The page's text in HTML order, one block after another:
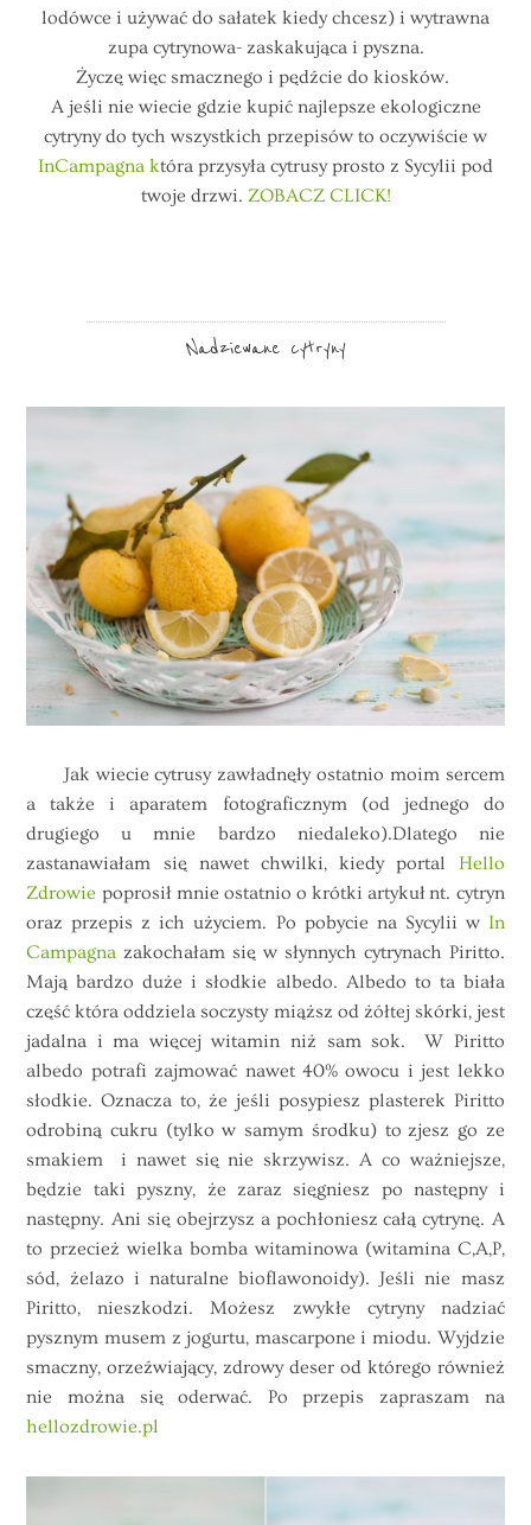
lodówce i używać do sałatek kiedy chcesz) i wytrawna
zupa cytrynowa- zaskakująca i pyszna.
Życzę więc smacznego i pędźcie do kiosków.
A jeśli nie wiecie gdzie kupić najlepsze ekologiczne
cytryny do tych wszystkich przepisów to oczywiście w
InCampagna która przysyła cytrusy prosto z Sycylii pod
twoje drzwi. ZOBACZ CLICK!
Nadziewane cytryny
Jak wiecie cytrusy zawładnęły ostatnio moim sercem
a także i aparatem fotograficznym (od jednego do
drugiego u mnie bardzo niedaleko).Dlatego nie
zastanawiałam się nawet chwilki, kiedy portal Hello
Zdrowie poprosił mnie ostatnio o krótki artykuł nt. cytryn
oraz przepis z ich użyciem. Po pobycie na Sycylii w In
Campagna zakochałam się w słynnych cytrynach Piritto.
Mają bardzo duże i słodkie albedo. Albedo to ta biała
część która oddziela soczysty miąższ od żółtej skórki, jest
jadalna i ma więcej witamin niż sam sok. W Piritto
albedo potrafi zajmować nawet 40% owocu i jest lekko
słodkie. Oznacza to, że jeśli posypiesz plasterek Piritto
odrobiną cukru (tylko w samym środku) to zjesz go ze
smakiem i nawet się nie skrzywisz. A co ważniejsze,
będzie taki pyszny, że zaraz sięgniesz po następny i
następny. Ani się obejrzysz a pochłoniesz całą cytrynę. A
to przecież wielka bomba witaminowa (witamina C,A,P,
sód, żelazo i naturalne bioflawonoidy). Jeśli nie masz
Piritto, nieszkodzi. Możesz zwykłe cytryny nadziać
pysznym musem z jogurtu, mascarpone i miodu. Wyjdzie
smaczny, orzeźwiający, zdrowy deser od którego również
nie można się oderwać. Po przepis zapraszam na
hellozdrowie.pl